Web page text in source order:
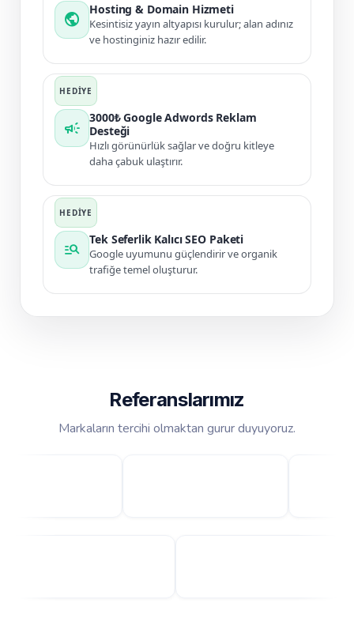
public
Hosting & Domain Hizmeti
Kesintisiz yayın altyapısı kurulur; alan adınız
ve hostinginiz hazır edilir.
campaign
3000₺ Google Adwords Reklam
Desteği
Hızlı görünürlük sağlar ve doğru kitleye
daha çabuk ulaştırır.
manage_search
Tek Seferlik Kalıcı SEO Paketi
Google uyumunu güçlendirir ve organik
trafiğe temel oluşturur.
Referanslarımız
Markaların tercihi olmaktan gurur duyuyoruz.